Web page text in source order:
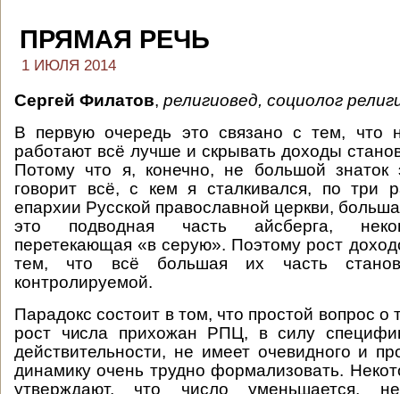
ПРЯМАЯ РЕЧЬ
1 ИЮЛЯ 2014
Сергей Филатов, религиовед, социолог
В первую очередь это связано с тем, что
работают всё лучше и скрывать доходы
Потому что я, конечно, не большой знаток
говорит всё, с кем я сталкивался, по три
епархии Русской православной церкви,
это подводная часть айсберга,
перетекающая «в серую». Поэтому рост
тем, что всё большая их часть
контролируемой.
Парадокс состоит в том, что простой вопрос о
рост числа прихожан РПЦ, в силу
действительности, не имеет очевидного и
динамику очень трудно формализовать.
утверждают, что число уменьшается,